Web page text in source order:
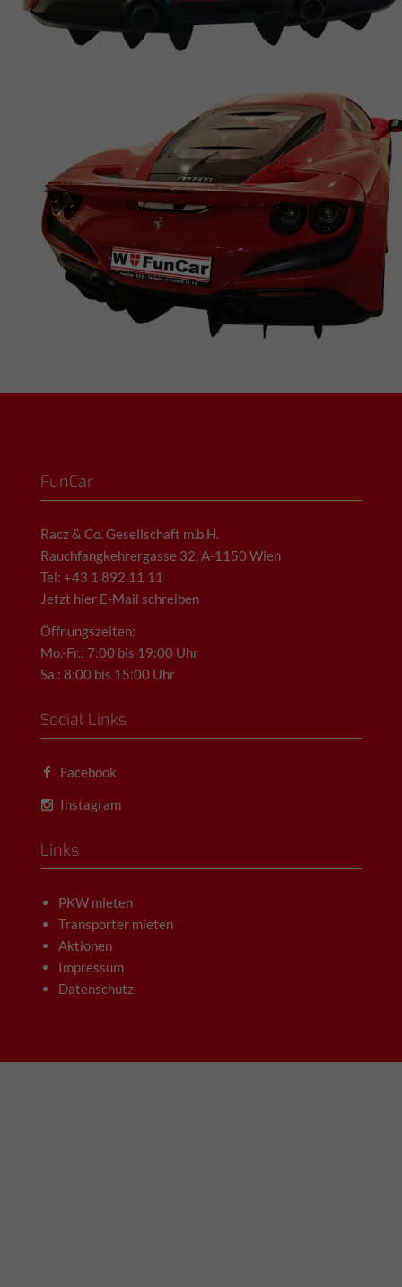
FunCar
Racz & Co. Gesellschaft m.b.H.
Rauchfangkehrergasse 32, A-1150 Wien
Tel: +43 1 892 11 11
Jetzt hier E-Mail schreiben
Öffnungszeiten:
Mo.-Fr.: 7:00 bis 19:00 Uhr
Sa.: 8:00 bis 15:00 Uhr
Social Links
Facebook
Instagram
Links
PKW mieten
Transporter mieten
Aktionen
Impressum
Datenschutz